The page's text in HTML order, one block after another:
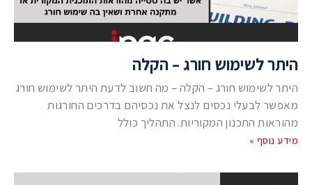
היתר לשימוש חורג – הקלה
היתר לשימוש חורג – הקלה – מה חשוב לדעת היתר לשימוש חורג
מאפשר לבעלי נכסים לנצל את נכסיהם בדרכים החורגות
מהוראות התכנון המקוריות. התהליך כולל
מידע נוסף »